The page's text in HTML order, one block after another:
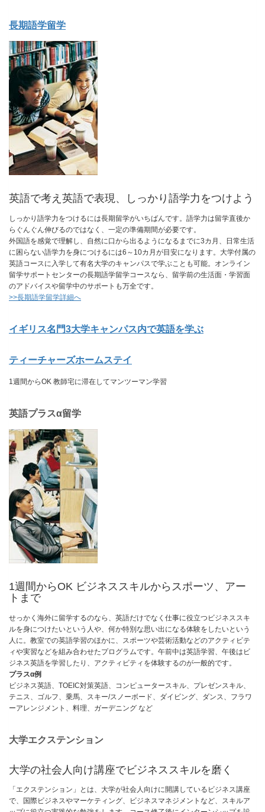
長期語学留学
英語で考え英語で表現、しっかり語学力をつけよう
しっかり語学力をつけるには長期留学がいちばんです。語学力は留学直後か
らぐんぐん伸びるのではなく、一定の準備期間が必要です。
外国語を感覚で理解し、自然に口から出るようになるまでに3カ月、日常生活
に困らない語学力を身につけるには6～10カ月が目安になります。大学付属の
英語コースに入学して有名大学のキャンパスで学ぶことも可能。オンライン
留学サポートセンターの長期語学留学コースなら、留学前の生活面・学習面
のアドバイスや留学中のサポートも万全です。
>>長期語学留学詳細へ
イギリス名門3大学キャンパス内で英語を学ぶ
ティーチャーズホームステイ
1週間からOK 教師宅に滞在してマンツーマン学習
英語プラスα留学
1週間からOK ビジネススキルからスポーツ、アー
トまで
せっかく海外に留学するのなら、英語だけでなく仕事に役立つビジネススキ
ルを身につけたいという人や、何か特別な思い出になる体験をしたいという
人に。教室での英語学習のほかに、スポーツや芸術活動などのアクティビテ
ィや実習などを組み合わせたプログラムです。午前中は英語学習、午後はビ
ジネス英語を学習したり、アクティビティを体験するのが一般的です。
プラスα例
ビジネス英語、TOEIC対策英語、コンピュータースキル、プレゼンスキル、
テニス、ゴルフ、乗馬、スキー/スノーボード、ダイビング、ダンス、フラワ
ーアレンジメント、料理、ガーデニング など
大学エクステンション
大学の社会人向け講座でビジネススキルを磨く
「エクステンション」とは、大学が社会人向けに開講しているビジネス講座
で、国際ビジネスやマーケティング、ビジネスマネジメントなど、スキルア